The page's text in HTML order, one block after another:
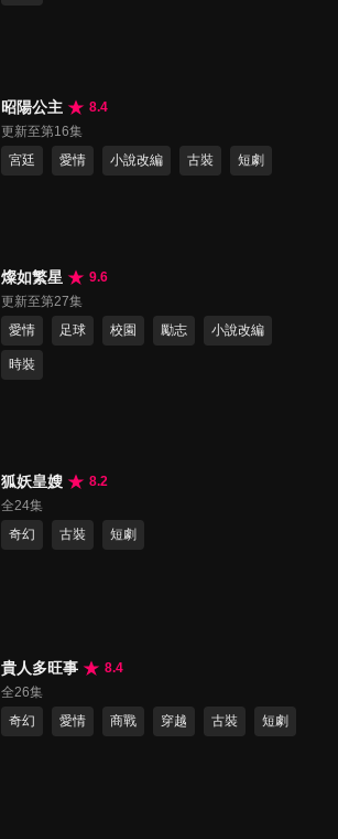
昭陽公主
8.4
更新至第16集
宮廷
愛情 小說改編 古裝 短劇
燦如繁星
9.6
更新至第27集
愛情
足球 校園 勵志 小說改編
時裝
狐妖皇嫂
8.2
全24集
奇幻
古裝 短劇
貴人多旺事
8.4
全26集
奇幻
愛情 商戰 穿越 古裝 短劇